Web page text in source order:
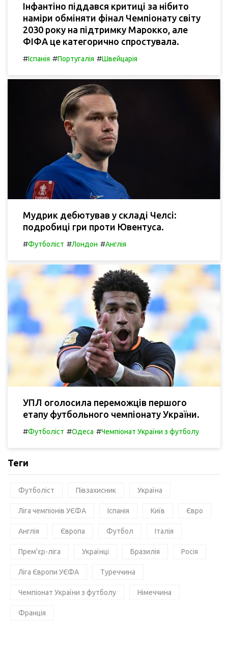
Інфантіно піддався критиці за нібито
наміри обміняти фінал Чемпіонату світу
2030 року на підтримку Марокко, але
ФІФА це категорично спростувала.
#Іспанія #Португалія #Швейцарія
Мудрик дебютував у складі Челсі:
подробиці гри проти Ювентуса.
#Футболіст #Лондон #Англія
УПЛ оголосила переможців першого
етапу футбольного чемпіонату України.
#Футболіст #Одеса #Чемпіонат України з футболу
Теги
Футболіст Півзахисник Україна
Ліга чемпіонів УЄФА Іспанія Київ Євро
Англія Європа Футбол Італія
Прем'єр-ліга Українці Бразилія Росія
Ліга Європи УЄФА Туреччина
Чемпіонат України з футболу Німеччина
Франція